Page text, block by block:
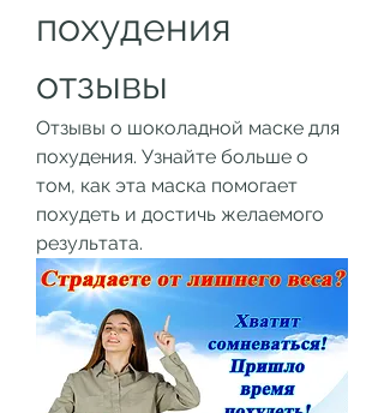
похудения
отзывы
Отзывы о шоколадной маске для
похудения. Узнайте больше о
том, как эта маска помогает
похудеть и достичь желаемого
результата.